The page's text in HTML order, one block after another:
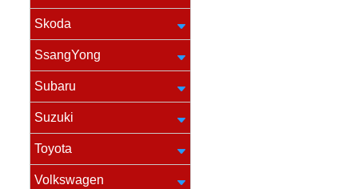
Skoda
SsangYong
Subaru
Suzuki
Toyota
Volkswagen